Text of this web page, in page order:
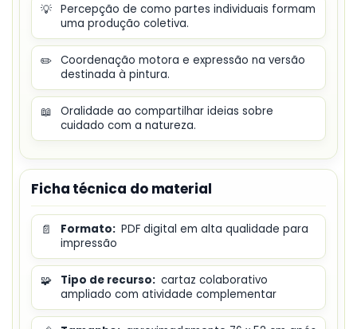
💡 Percepção de como partes individuais formam
uma produção coletiva.
✏️ Coordenação motora e expressão na versão
destinada à pintura.
📖
Oralidade ao compartilhar ideias sobre
cuidado com a natureza.
Ficha técnica do material
📄 Formato: PDF digital em alta qualidade para
impressão
🧩 Tipo de recurso: cartaz colaborativo
ampliado com atividade complementar